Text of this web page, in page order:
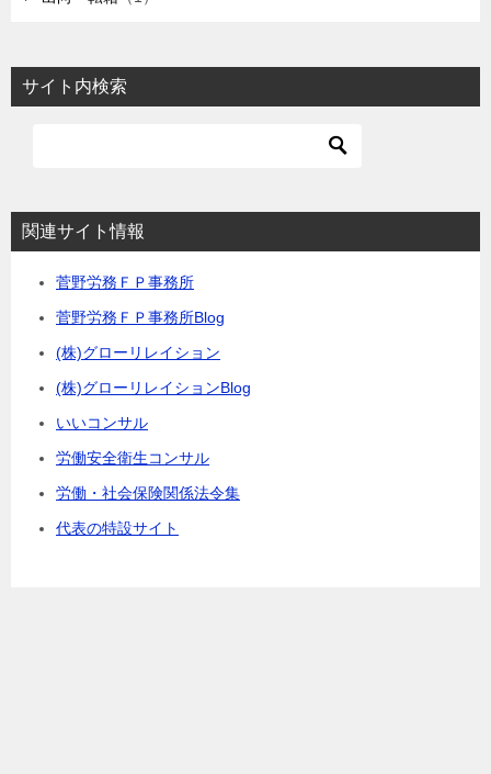
サイト内検索
関連サイト情報
菅野労務ＦＰ事務所
菅野労務ＦＰ事務所Blog
(株)グローリレイション
(株)グローリレイションBlog
いいコンサル
労働安全衛生コンサル
労働・社会保険関係法令集
代表の特設サイト